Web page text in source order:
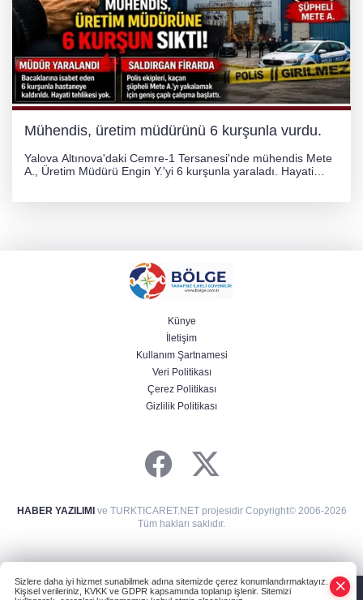
Mühendis, üretim müdürünü 6 kurşunla vurdu.
Yalova Altınova'daki Cemre-1 Tersanesi'nde mühendis Mete
A., Üretim Müdürü Engin Y.'yi 6 kurşunla yaraladı. Hayati
Künye
İletişim
Kullanım Şartnamesi
Veri Politikası
Çerez Politikası
Gizlilik Politikası
HABER YAZILIMIve TURKTICARET.NET projesidir Copyright© 2006-2026
Tüm hakları saklıdır.
Sizlere daha iyi hizmet sunabilmek adına sitemizde çerez konumlandırmaktayız.
Kişisel verileriniz, KVKK ve GDPR kapsamında toplanıp işlenir. Sitemizi